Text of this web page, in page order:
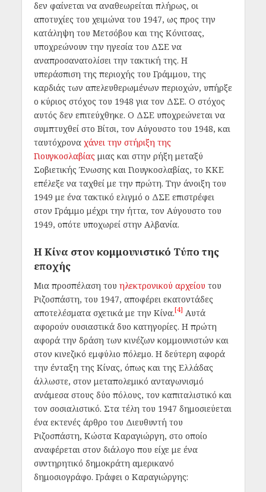
δεν φαίνεται να αναθεωρείται πλήρως, οι
αποτυχίες του χειμώνα του 1947, ως προς την
κατάληψη του Μετσόβου και της Κόνιτσας,
υποχρεώνουν την ηγεσία του ΔΣΕ να
αναπροσανατολίσει την τακτική της. Η
υπεράσπιση της περιοχής του Γράμμου, της
καρδιάς των απελευθερωμένων περιοχών, υπήρξε
ο κύριος στόχος του 1948 για τον ΔΣΕ. Ο στόχος
αυτός δεν επιτεύχθηκε. Ο ΔΣΕ υποχρεώνεται να
συμπτυχθεί στο Βίτσι, τον Αύγουστο του 1948, και
ταυτόχρονα χάνει την στήριξη της
Γιουγκοσλαβίαςμιας και στην ρήξη μεταξύ
Σοβιετικής Ένωσης και Γιουγκοσλαβίας, το ΚΚΕ
επέλεξε να ταχθεί με την πρώτη. Την άνοιξη του
1949 με ένα τακτικό ελιγμό ο ΔΣΕ επιστρέφει
στον Γράμμο μέχρι την ήττα, τον Αύγουστο του
1949, οπότε υποχωρεί στην Αλβανία.
Η Κίνα στον κομμουνιστικό Τύπο της
εποχής
Μια προσπέλαση του ηλεκτρονικού αρχείου του
Ριζοσπάστη, του 1947, αποφέρει εκατοντάδες
αποτελέσματα σχετικά με την Κίνα.[4] Αυτά
αφορούν ουσιαστικά δυο κατηγορίες. Η πρώτη
αφορά την δράση των κινέζων κομμουνιστών και
στον κινεζικό εμφύλιο πόλεμο. Η δεύτερη αφορά
την ένταξη της Κίνας, όπως και της Ελλάδας
άλλωστε, στον μεταπολεμικό ανταγωνισμό
ανάμεσα στους δύο πόλους, τον καπιταλιστικό και
τον σοσιαλιστικό. Στα τέλη του 1947 δημοσιεύεται
ένα εκτενές άρθρο του Διευθυντή του
Ριζοσπάστη, Κώστα Καραγιώργη, στο οποίο
αναφέρεται στον διάλογο που είχε με ένα
συντηρητικό δημοκράτη αμερικανό
δημοσιογράφο. Γράφει ο Καραγιώργης: